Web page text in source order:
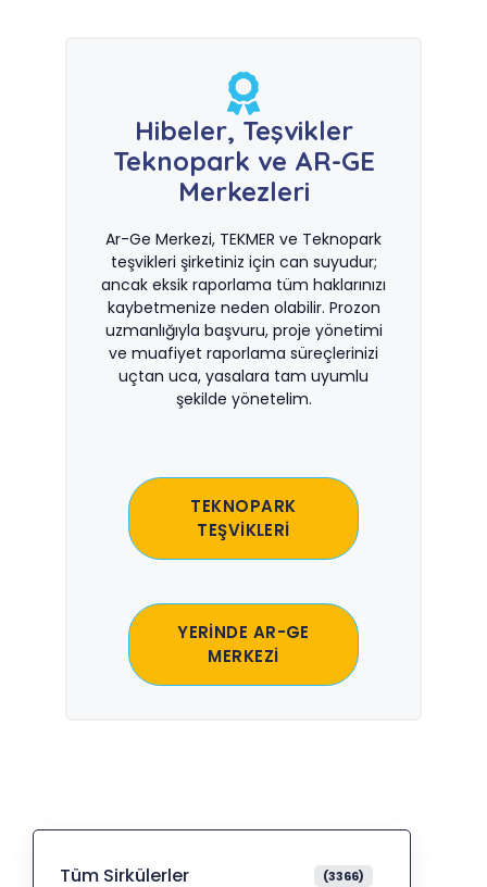
Hibeler, Teşvikler
Teknopark ve AR-GE
Merkezleri
Ar-Ge Merkezi, TEKMER ve Teknopark
teşvikleri şirketiniz için can suyudur;
ancak eksik raporlama tüm haklarınızı
kaybetmenize neden olabilir. Prozon
uzmanlığıyla başvuru, proje yönetimi
ve muafiyet raporlama süreçlerinizi
uçtan uca, yasalara tam uyumlu
şekilde yönetelim.
TEKNOPARK
TEŞVİKLERİ
YERİNDE AR-GE
MERKEZİ
Tüm Sirkülerler (3366)